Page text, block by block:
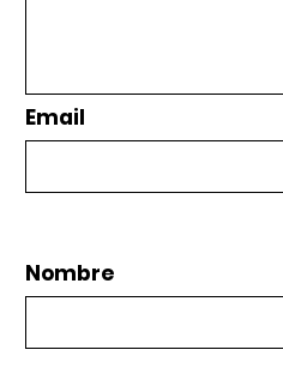
Email
Nombre